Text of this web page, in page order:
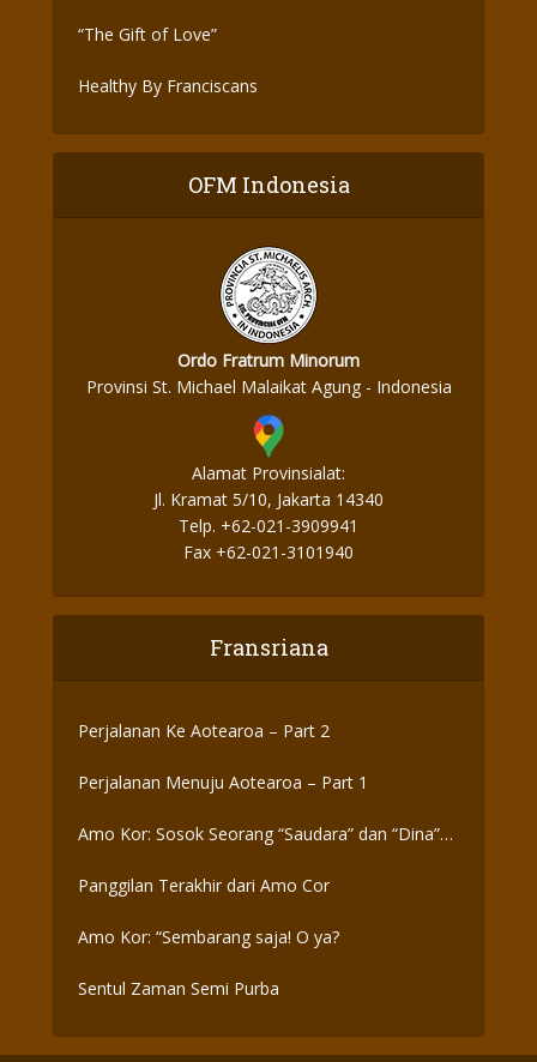
“The Gift of Love”
Healthy By Franciscans
OFM Indonesia
Ordo Fratrum Minorum
Provinsi St. Michael Malaikat Agung - Indonesia
Alamat Provinsialat:
Jl. Kramat 5/10, Jakarta 14340
Telp. +62-021-3909941
Fax +62-021-3101940
Fransriana
Perjalanan Ke Aotearoa – Part 2
Perjalanan Menuju Aotearoa – Part 1
Amo Kor: Sosok Seorang “Saudara” dan “Dina”
Panggilan Terakhir dari Amo Cor
Amo Kor: “Sembarang saja! O ya?
Sentul Zaman Semi Purba